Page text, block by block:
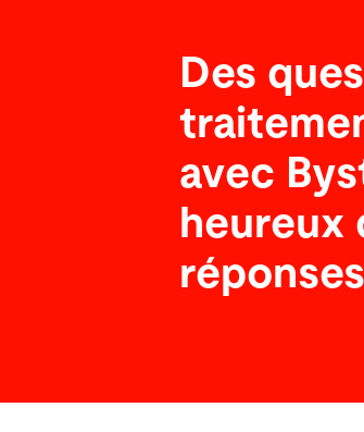
Des
avec
heureux